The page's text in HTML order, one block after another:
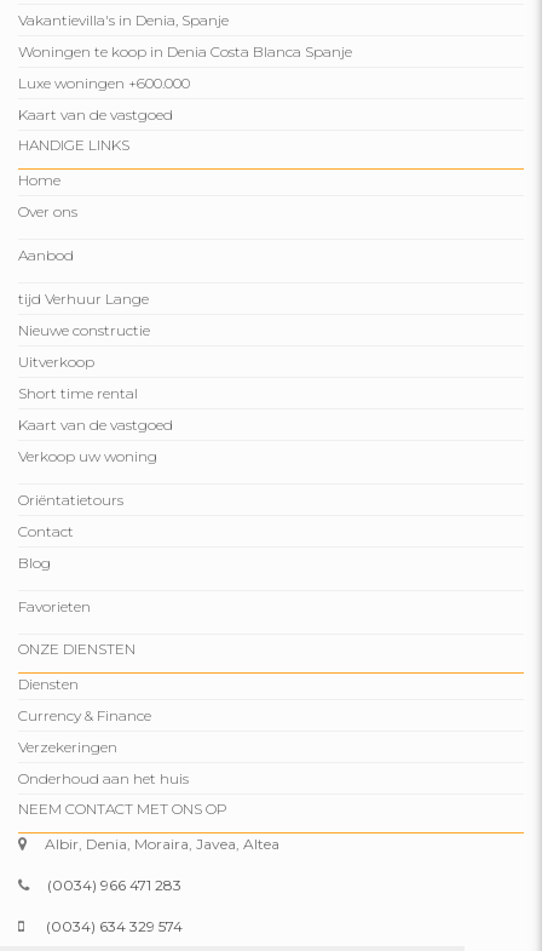
Vakantievilla's in Denia, Spanje
Woningen te koop in Denia Costa Blanca Spanje
Luxe woningen +600.000
Kaart van de vastgoed
HANDIGE LINKS
Home
Over ons
Aanbod
tijd Verhuur Lange
Nieuwe constructie
Uitverkoop
Short time rental
Kaart van de vastgoed
Verkoop uw woning
Oriëntatietours
Contact
Blog
Favorieten
ONZE DIENSTEN
Diensten
Currency & Finance
Verzekeringen
Onderhoud aan het huis
NEEM CONTACT MET ONS OP
Albir, Denia, Moraira, Javea, Altea
(0034) 966 471 283
(0034) 634 329 574